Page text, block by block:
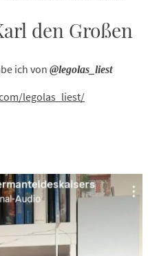
den Großen
ich von @legolas_liest
legolas_liest/